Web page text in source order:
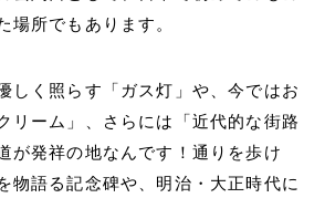
場所でもあります。
しく照らす「ガス灯」や、今ではお
リーム」、さらには「近代的な街路
が発祥の地なんです！通りを歩け
物語る記念碑や、明治・大正時代に